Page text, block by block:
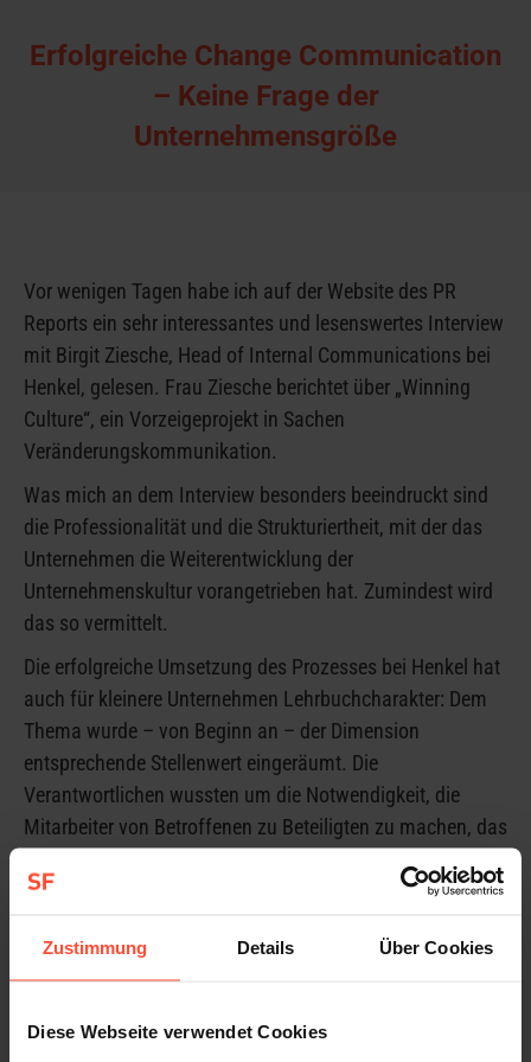
Zustimmung Details Über Cookies
Diese Webseite verwendet Cookies
Erfolgreiche Change Communication
– Keine Frage der
Unternehmensgröße
Vor wenigen Tagen habe ich auf der Website des PR
Reports ein sehr interessantes und lesenswertes Interview
mit Birgit Ziesche, Head of Internal Communications bei
Henkel, gelesen. Frau Ziesche berichtet über „Winning
Culture“, ein Vorzeigeprojekt in Sachen
Veränderungskommunikation.
Was mich an dem Interview besonders beeindruckt sind
die Professionalität und die Strukturiertheit, mit der das
Unternehmen die Weiterentwicklung der
Unternehmenskultur vorangetrieben hat. Zumindest wird
das so vermittelt.
Die erfolgreiche Umsetzung des Prozesses bei Henkel hat
auch für kleinere Unternehmen Lehrbuchcharakter: Dem
Thema wurde – von Beginn an – der Dimension
entsprechende Stellenwert eingeräumt. Die
Verantwortlichen wussten um die Notwendigkeit, die
Mitarbeiter von Betroffenen zu Beteiligten zu machen, das
die entwickelte Kommunikationskampagne hat den
– Wir werden zu spät in Veränderungsprojekte involviert.